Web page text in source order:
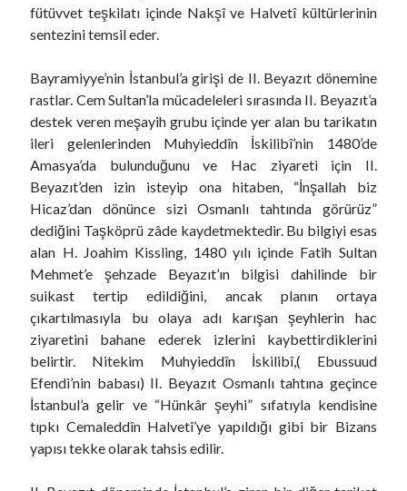
fütüvvet teşkilatı içinde Nakşî ve Halvetî kültürlerinin
sentezini temsil eder.
Bayramiyye’nin İstanbul’a girişi de II. Beyazıt dönemine
rastlar. Cem Sultan’la mücadeleleri sırasında II. Beyazıt’a
destek veren meşayih grubu içinde yer alan bu tarikatın
ileri gelenlerinden Muhyieddîn İskilibî’nin 1480’de
Amasya’da bulunduğunu ve Hac ziyareti için II.
Beyazıt’den izin isteyip ona hitaben, “İnşallah biz
Hicaz’dan dönünce sizi Osmanlı tahtında görürüz”
dediğini Taşköprü zâde kaydetmektedir. Bu bilgiyi esas
alan H. Joahim Kissling, 1480 yılı içinde Fatih Sultan
Mehmet’e şehzade Beyazıt’ın bilgisi dahilinde bir
suikast tertip edildiğini, ancak planın ortaya
çıkartılmasıyla bu olaya adı karışan şeyhlerin hac
ziyaretini bahane ederek izlerini kaybettirdiklerini
belirtir. Nitekim Muhyieddîn İskilibî,( Ebussuud
Efendi’nin babası) II. Beyazıt Osmanlı tahtına geçince
İstanbul’a gelir ve “Hünkâr şeyhi” sıfatıyla kendisine
tıpkı Cemaleddîn Halvetî’ye yapıldığı gibi bir Bizans
yapısı tekke olarak tahsis edilir.